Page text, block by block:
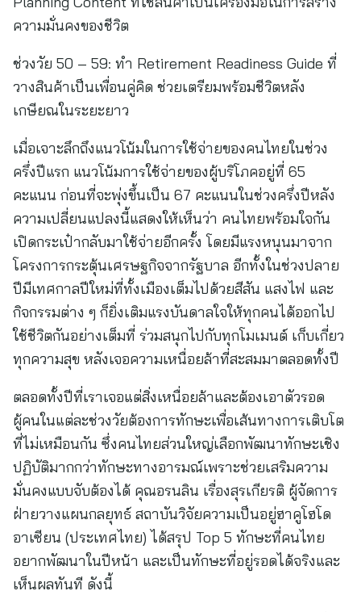
ความมั่นคงของชีวิต
ช่วงวัย 50 – 59: ทำ Retirement Readiness Guide ที่
วางสินค้าเป็นเพื่อนคู่คิด ช่วยเตรียมพร้อมชีวิตหลัง
เกษียณในระยะยาว
เมื่อเจาะลึกถึงแนวโน้มในการใช้จ่ายของคนไทยในช่วง
ครึ่งปีแรก แนวโน้มการใช้จ่ายของผู้บริโภคอยู่ที่ 65
คะแนน ก่อนที่จะพุ่งขึ้นเป็น 67 คะแนนในช่วงครึ่งปีหลัง
ความเปลี่ยนแปลงนี้แสดงให้เห็นว่า คนไทยพร้อมใจกัน
เปิดกระเป๋ากลับมาใช้จ่ายอีกครั้ง โดยมีแรงหนุนมาจาก
โครงการกระตุ้นเศรษฐกิจจากรัฐบาล อีกทั้งในช่วงปลาย
ปีมีเทศกาลปีใหม่ที่ทั้งเมืองเต็มไปด้วยสีสัน แสงไฟ และ
กิจกรรมต่าง ๆ ก็ยิ่งเติมแรงบันดาลใจให้ทุกคนได้ออกไป
ใช้ชีวิตกันอย่างเต็มที่ ร่วมสนุกไปกับทุกโมเมนต์ เก็บเกี่ยว
ทุกความสุข หลังเจอความเหนื่อยล้าที่สะสมมาตลอดทั้งปี
ตลอดทั้งปีที่เราเจอแต่สิ่งเหนื่อยล้าและต้องเอาตัวรอด
ผู้คนในแต่ละช่วงวัยต้องการทักษะเพื่อเส้นทางการเติบโต
ที่ไม่เหมือนกัน ซึ่งคนไทยส่วนใหญ่เลือกพัฒนาทักษะเชิง
ปฏิบัติมากกว่าทักษะทางอารมณ์เพราะช่วยเสริมความ
มั่นคงแบบจับต้องได้ คุณอรนลิน เรื่องสุรเกียรติ ผู้จัดการ
ฝ่ายวางแผนกลยุทธ์ สถาบันวิจัยความเป็นอยู่ฮาคูโฮโด
อาเซียน (ประเทศไทย) ได้สรุป Top 5 ทักษะที่คนไทย
อยากพัฒนาในปีหน้า และเป็นทักษะที่อยู่รอดได้จริงและ
เห็นผลทันที ดังนี้